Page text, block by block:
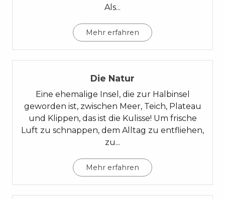
Als...
Mehr erfahren
Die Natur
Eine ehemalige Insel, die zur Halbinsel
geworden ist, zwischen Meer, Teich, Plateau
und Klippen, das ist die Kulisse! Um frische
Luft zu schnappen, dem Alltag zu entfliehen,
zu...
Mehr erfahren